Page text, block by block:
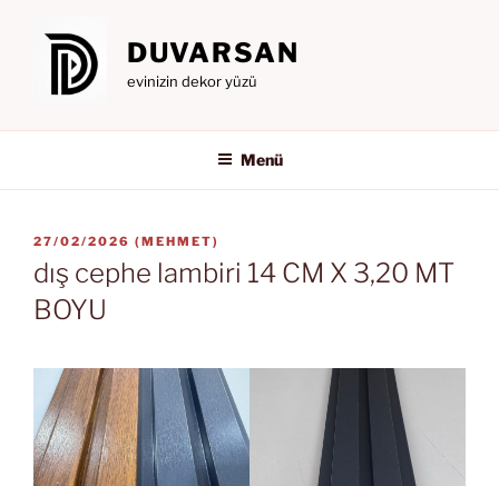
DUVARSAN
evinizin dekor yüzü
Menü
YAYIM
TARIHI
27/02/2026 (MEHMET)
dış cephe lambiri 14 CM X 3,20 MT
BOYU